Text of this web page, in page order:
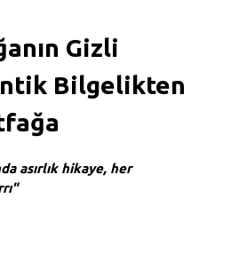
Gizli
Bilgelikten
asırlık hikaye, her